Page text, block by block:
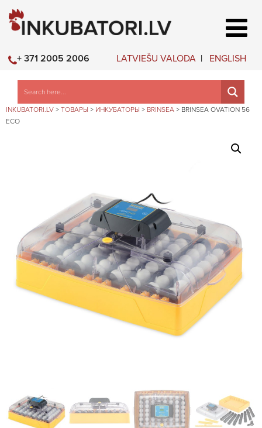
LATVIEŠU VALODA ENGLISH
+ 371 2005 2006
INKUBATORI.LV > ТОВАРЫ > ИНКУБАТОРЫ > BRINSEA > BRINSEA OVATION 56
ECO